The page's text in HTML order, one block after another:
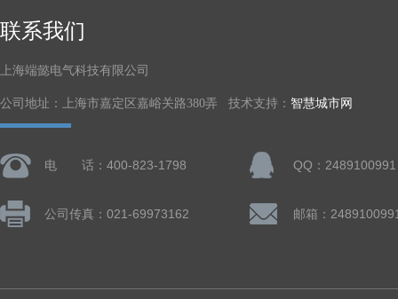
联系我们
上海端懿电气科技有限公司
公司地址：上海市嘉定区嘉峪关路380弄 技术支持： 智慧城市网
电 话：400-823-1798 QQ：2489100991
公司传真：021-69973162 邮箱：